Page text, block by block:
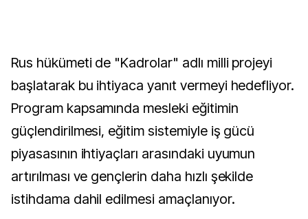
Rus hükümeti de "Kadrolar" adlı milli projeyi
başlatarak bu ihtiyaca yanıt vermeyi hedefliyor.
Program kapsamında mesleki eğitimin
güçlendirilmesi, eğitim sistemiyle iş gücü
piyasasının ihtiyaçları arasındaki uyumun
artırılması ve gençlerin daha hızlı şekilde
istihdama dahil edilmesi amaçlanıyor.